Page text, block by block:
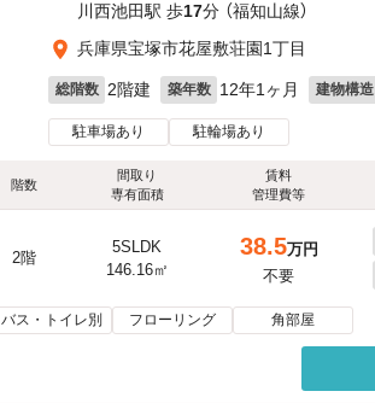
川西池田駅 歩17分 （福知山線）
兵庫県宝塚市花屋敷荘園1丁目
総階数 2階建 築年数 12年1ヶ月 建物構造
駐車場あり 駐輪場あり
階数
間取り
専有面積
賃料
管理費等
2階
5SLDK
146.16㎡
38.5万円
不要
バス・トイレ別 フローリング 角部屋